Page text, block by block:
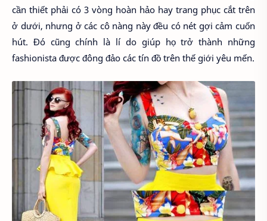
cần thiết phải có 3 vòng hoàn hảo hay trang phục cắt trên
ở dưới, nhưng ở các cô nàng này đều có nét gợi cảm cuốn
hút. Đó cũng chính là lí do giúp họ trở thành những
fashionista được đông đảo các tín đồ trên thế giới yêu mến.